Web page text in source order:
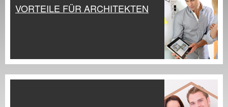
VORTEILE FÜR ARCHITEKTEN